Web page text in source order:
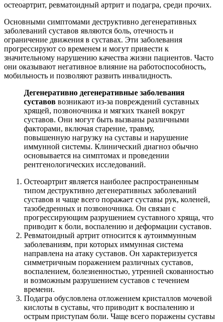
остеоартрит, ревматоидный артрит и подагра, среди прочих.
Основными симптомами деструктивно дегенеративных
заболеваний суставов являются боль, отечность и
ограничение движения в суставах. Эти заболевания
прогрессируют со временем и могут привести к
значительному нарушению качества жизни пациентов. Часто
они оказывают негативное влияние на работоспособность,
мобильность и позволяют развить инвалидность.
Дегенеративно дегенеративные заболевания
суставов возникают из-за повреждений суставных
хрящей, позвоночника и мягких тканей вокруг
суставов. Они могут быть вызваны различными
факторами, включая старение, травму,
повышенную нагрузку на суставы и нарушение
иммунной системы. Клинический диагноз обычно
основывается на симптомах и проведении
рентгенологических исследований.
Остеоартрит является наиболее распространенным
типом деструктивно дегенеративных заболеваний
суставов и чаще всего поражает суставы рук, коленей,
тазобедренных и позвоночника. Он связан с
прогрессирующим разрушением суставного хряща, что
приводит к боли, воспалению и деформации суставов.
Ревматоидный артрит относится к аутоиммунным
заболеваниям, при которых иммунная система
направлена на атаку суставов. Он характеризуется
симметричным поражением различных суставов,
воспалением, болезненностью, утренней скованностью
и возможным разрушением суставов с течением
времени.
Подагра обусловлена отложением кристаллов мочевой
кислоты в суставы, что приводит к воспалению и
острым приступам боли. Чаще всего поражены суставы